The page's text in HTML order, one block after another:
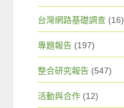
台灣網路基礎調查 (16)
專題報告 (197)
整合研究報告 (547)
活動與合作 (12)